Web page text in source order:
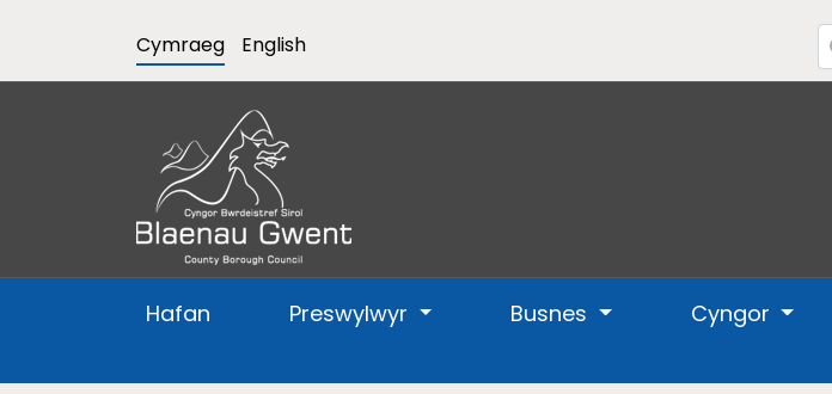
Cymraeg English
Hafan Preswylwyr Busnes Cyngor